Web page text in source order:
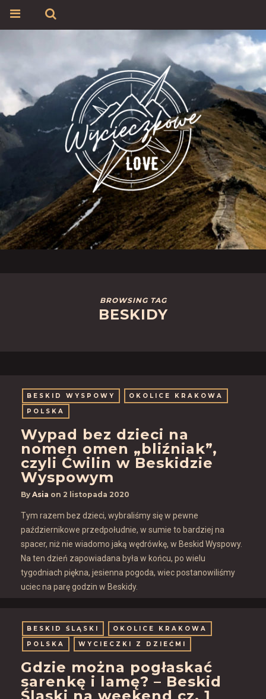
BROWSING TAG
BESKIDY
BESKID WYSPOWY
OKOLICE KRAKOWA
POLSKA
Wypad bez dzieci na
nomen omen „bliźniak”,
czyli Ćwilin w Beskidzie
Wyspowym
By Asia on 2 listopada 2020
Tym razem bez dzieci, wybraliśmy się w pewne
październikowe przedpołudnie, w sumie to bardziej na
spacer, niż nie wiadomo jaką wędrówkę, w Beskid Wyspowy.
Na ten dzień zapowiadana była w końcu, po wielu
tygodniach piękna, jesienna pogoda, wiec postanowiliśmy
uciec na parę godzin w Beskidy.
BESKID ŚLĄSKI
OKOLICE KRAKOWA
POLSKA
WYCIECZKI Z DZIEĆMI
Gdzie można pogłaskać
sarenkę i lamę? – Beskid